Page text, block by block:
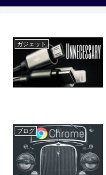
ガジェット
ブログ